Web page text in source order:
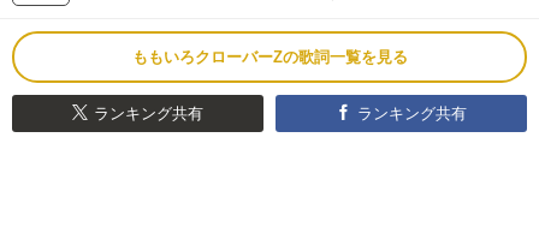
ももいろクローバーZの歌詞一覧を見る
ランキング共有 ランキング共有